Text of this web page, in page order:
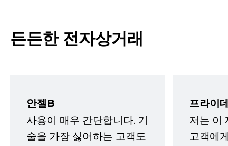
든든한 전자상거래
안젤B
사용이 매우 간단합니다. 기
술을 가장 싫어하는 고객도
프라이
저는 이
고객에